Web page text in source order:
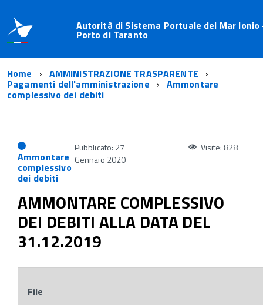
Autorità di Sistema Portuale del Mar Ionio
Porto di Taranto
Home AMMINISTRAZIONE TRASPARENTE
Pagamenti dell'amministrazione Ammontare
complessivo dei debiti
Ammontare
complessivo
dei debiti
Pubblicato: 27
Gennaio 2020
Visite: 828
AMMONTARE COMPLESSIVO
DEI DEBITI ALLA DATA DEL
31.12.2019
File